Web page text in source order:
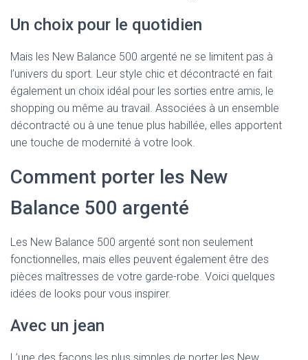
Un choix pour le quotidien
Mais les New Balance 500 argenté ne se limitent pas à
l’univers du sport. Leur style chic et décontracté en fait
également un choix idéal pour les sorties entre amis, le
shopping ou même au travail. Associées à un ensemble
décontracté ou à une tenue plus habillée, elles apportent
une touche de modernité à votre look.
Comment porter les New
Balance 500 argenté
Les New Balance 500 argenté sont non seulement
fonctionnelles, mais elles peuvent également être des
pièces maîtresses de votre garde-robe. Voici quelques
idées de looks pour vous inspirer.
Avec un jean